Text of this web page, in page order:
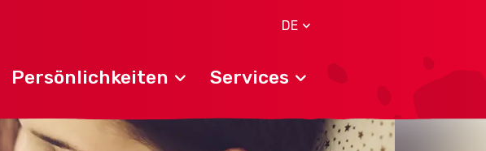
DE
Persönlichkeiten Services